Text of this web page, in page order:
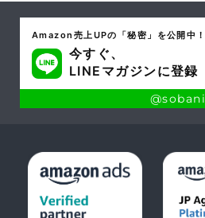
Amazon売上UPの「秘密」を公開中！
今すぐ、
LINEマガジンに登録
@sobani